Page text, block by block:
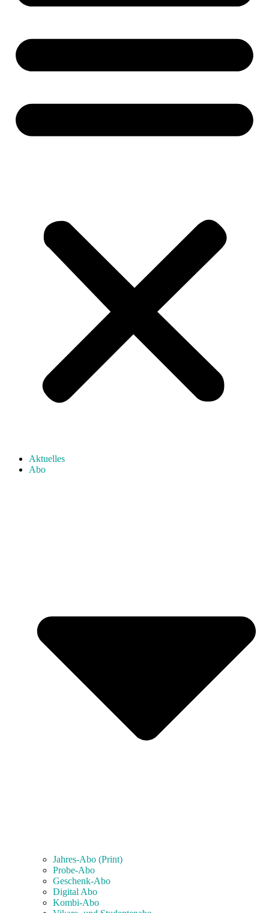
Aktuelles
Abo
Jahres-Abo (Print)
Probe-Abo
Geschenk-Abo
Digital Abo
Kombi-Abo